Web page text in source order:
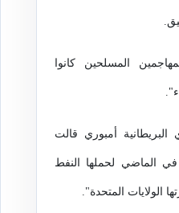
المسلحين كانوا
أمبوري قالت
الماضي لحملها النفط
الولايات المتحدة".